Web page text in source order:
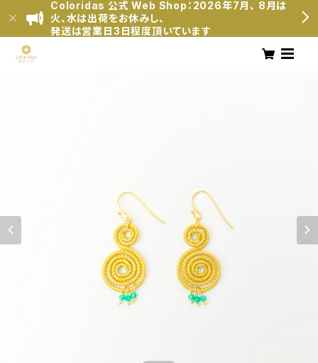
Coloridas 公式 Web Shop：2026年7月、 8月は
火、水は出荷をお休みし、
発送は営業日3日程度頂いています